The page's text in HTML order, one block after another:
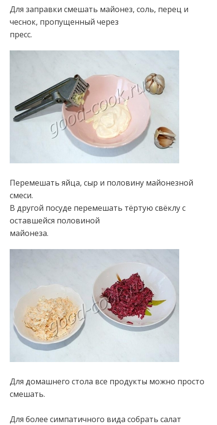
Для заправки смешать майонез, соль, перец и
чеснок, пропущенный через
пресс.
Перемешать яйца, сыр и половину майонезной
смеси.
В другой посуде перемешать тёртую свёклу с
оставшейся половиной
майонеза.
Для домашнего стола все продукты можно просто
смешать.
Для более симпатичного вида собрать салат